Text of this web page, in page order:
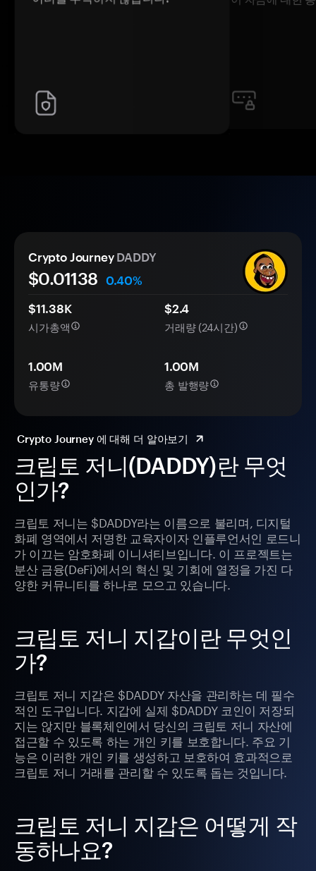
크립토 저니(DADDY)란 무엇
인가?
크립토 저니는 $DADDY라는 이름으로 불리며, 디지털
화폐 영역에서 저명한 교육자이자 인플루언서인 로드니
가 이끄는 암호화폐 이니셔티브입니다. 이 프로젝트는
분산 금융(DeFi)에서의 혁신 및 기회에 열정을 가진 다
양한 커뮤니티를 하나로 모으고 있습니다.
크립토 저니 지갑이란 무엇인
가?
크립토 저니 지갑은 $DADDY 자산을 관리하는 데 필수
적인 도구입니다. 지갑에 실제 $DADDY 코인이 저장되
지는 않지만 블록체인에서 당신의 크립토 저니 자산에
접근할 수 있도록 하는 개인 키를 보호합니다. 주요 기
능은 이러한 개인 키를 생성하고 보호하여 효과적으로
크립토 저니 거래를 관리할 수 있도록 돕는 것입니다.
크립토 저니 지갑은 어떻게 작
동하나요?
Crypto Journey DADDY
$0.01138
0.40%
$11.38K
시가총액
$2.4
거래량 (24시간)
1.00M
유통량
1.00M
총 발행량
Crypto Journey 에 대해 더 알아보기